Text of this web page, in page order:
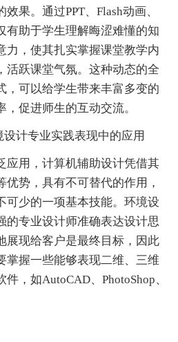
果。通过PPT、Flash动画、
有助于学生理解晦涩难懂的知
力，使其扎实掌握课堂教学内
活跃课堂气氛。这种动态的全
，可以给学生带来丰富多变的
促进师生的互动交流。
计专业实践表现中的应用
应用，计算机辅助设计凭借其
势，具有不可替代的作用，
可少的一项基本技能。环境设
的专业设计师准确表达设计思
展现给客户是最终目标，因此
掌握一些能够表现二维、三维
，如AutoCAD、PhotoShop、